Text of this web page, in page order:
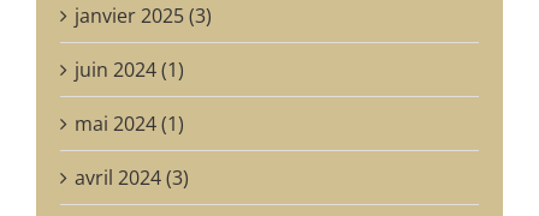
janvier 2025 (3)
juin 2024 (1)
mai 2024 (1)
avril 2024 (3)